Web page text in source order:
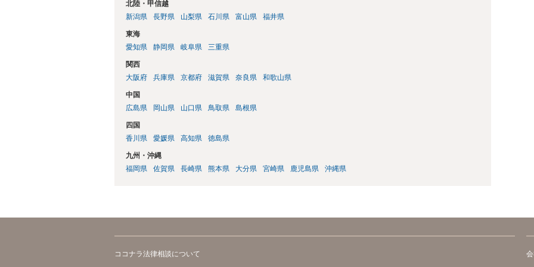
北陸・甲信越
新潟県
長野県 山梨県 石川県 富山県 福井県
東海
愛知県
静岡県 岐阜県 三重県
関西
大阪府
兵庫県 京都府 滋賀県 奈良県 和歌山県
中国
広島県
岡山県 山口県 鳥取県 島根県
四国
香川県
愛媛県 高知県 徳島県
九州・沖縄
福岡県
佐賀県 長崎県 熊本県 大分県 宮崎県 鹿児島県 沖縄県
ココナラ法律相談について